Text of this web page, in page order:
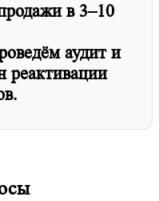
старой базы?
2–6 недель. Полная
(5+ лет)?